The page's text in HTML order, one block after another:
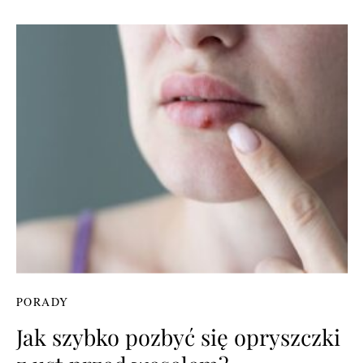
PORADY
Jak szybko pozbyć się opryszczki